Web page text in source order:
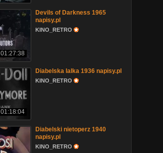
01:27:38
Devils of Darkness 1965
napisy.pl
KINO_RETRO
01:18:04
Diabelska lalka 1936 napisy.pl
KINO_RETRO
Diabelski nietoperz 1940
napisy.pl
KINO_RETRO